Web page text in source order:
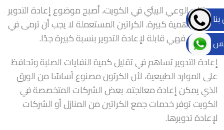
مع تزايد الوعي البيئي في الكويت، أصبح موضوع إعادة التدوير
يحظى بأهمية كبيرة. الكراتين المستعملة لا يجب أن ترمى في
القمامة، فهي قابلة لإعادة التدوير بنسبة كبيرة جدًا.
إعادة التدوير تساهم في تقليل كمية النفايات الصلبة وتحافظ
على الموارد الطبيعية، لأن الكرتون مصنوع أساسًا من الورق
الذي يمكن إعادة معالجته. بعض الشركات المتخصصة في
الكويت توفر خدمات جمع الكراتين من المنازل أو الشركات
لإعادة تدويرها.